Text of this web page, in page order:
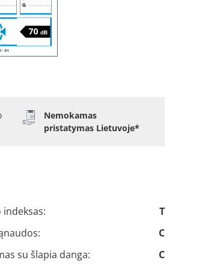
Nemokamas
pristatymas Lietuvoje*
indeksas:
T
C
su šlapia danga:
C